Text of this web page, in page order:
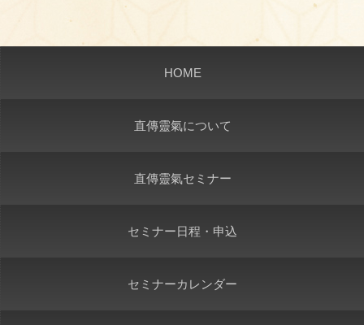
HOME
直傳靈氣について
直傳靈氣セミナー
セミナー日程・申込
セミナーカレンダー